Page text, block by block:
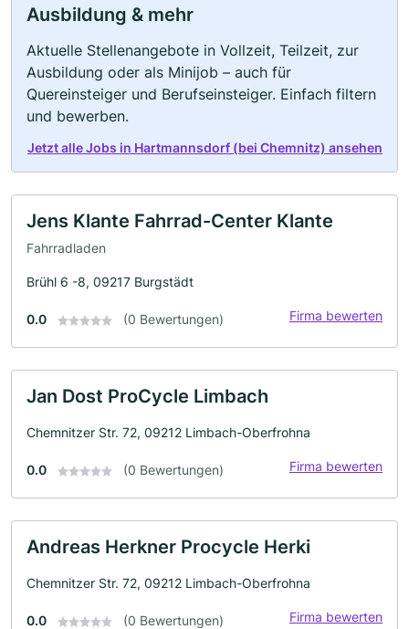
Ausbildung & mehr
Aktuelle Stellenangebote in Vollzeit, Teilzeit, zur
Ausbildung oder als Minijob – auch für
Quereinsteiger und Berufseinsteiger. Einfach filtern
und bewerben.
Jetzt alle Jobs in Hartmannsdorf (bei Chemnitz) ansehen
Jens Klante Fahrrad-Center Klante
Fahrradladen
Brühl 6 -8, 09217 Burgstädt
0.0 (0 Bewertungen) Firma bewerten
Jan Dost ProCycle Limbach
Chemnitzer Str. 72, 09212 Limbach-Oberfrohna
0.0 (0 Bewertungen) Firma bewerten
Andreas Herkner Procycle Herki
Chemnitzer Str. 72, 09212 Limbach-Oberfrohna
0.0 (0 Bewertungen) Firma bewerten